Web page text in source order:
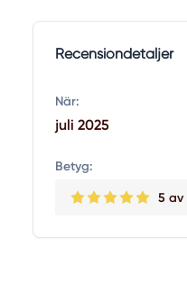
Recensiondetaljer
När:
juli 2025
Betyg:
5 av